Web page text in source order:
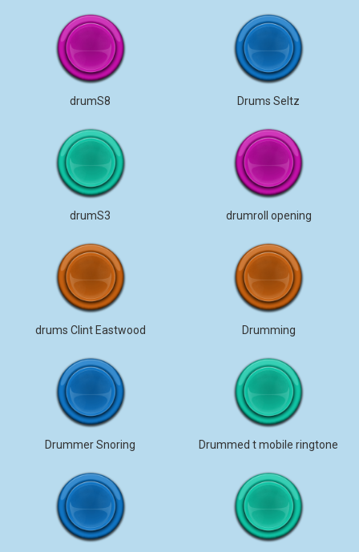
drumS8 Drums Seltz
drumS3 drumroll opening
drums Clint Eastwood Drumming
Drummer Snoring Drummed t mobile ringtone